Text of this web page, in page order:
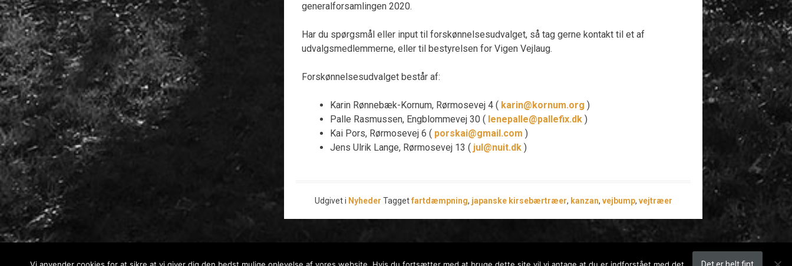
generalforsamlingen 2020.
Har du spørgsmål eller input til forskønnelsesudvalget, så tag gerne kontakt til et af
udvalgsmedlemmerne, eller til bestyrelsen for Vigen Vejlaug.
Forskønnelsesudvalget består af:
Karin Rønnebæk-Kornum, Rørmosevej 4 ( karin@kornum.org )
Palle Rasmussen, Engblommevej 30 ( lenepalle@pallefix.dk )
Kai Pors, Rørmosevej 6 ( porskai@gmail.com )
Jens Ulrik Lange, Rørmosevej 13 ( jul@nuit.dk )
Udgivet i Nyheder Taggetfartdæmpning, japanske kirsebærtræer, kanzan, vejbump, vejtræer
Drevet af WordPress |Theme: Lonely Road by dbeja.